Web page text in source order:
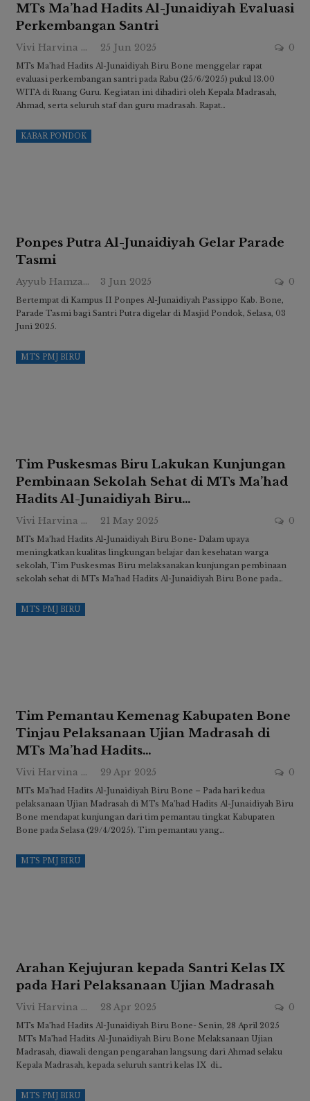
MTs Ma’had Hadits Al-Junaidiyah Evaluasi
Perkembangan Santri
Vivi Harvina Ridwan 25 Jun 2025 0
MTs Ma’had Hadits Al-Junaidiyah Biru Bone menggelar rapat
evaluasi perkembangan santri pada Rabu (25/6/2025) pukul 13.00
WITA di Ruang Guru. Kegiatan ini dihadiri oleh Kepala Madrasah,
Ahmad, serta seluruh staf dan guru madrasah. Rapat…
KABAR PONDOK
Ponpes Putra Al-Junaidiyah Gelar Parade
Tasmi
Ayyub Hamzah 3 Jun 2025 0
Bertempat di Kampus II Ponpes Al-Junaidiyah Passippo Kab. Bone,
Parade Tasmi bagi Santri Putra digelar di Masjid Pondok, Selasa, 03
Juni 2025.
MTS PMJ BIRU
Tim Puskesmas Biru Lakukan Kunjungan
Pembinaan Sekolah Sehat di MTs Ma’had
Hadits Al-Junaidiyah Biru…
Vivi Harvina Ridwan 21 May 2025 0
MTs Ma’had Hadits Al-Junaidiyah Biru Bone- Dalam upaya
meningkatkan kualitas lingkungan belajar dan kesehatan warga
sekolah, Tim Puskesmas Biru melaksanakan kunjungan pembinaan
sekolah sehat di MTs Ma’had Hadits Al-Junaidiyah Biru Bone pada…
MTS PMJ BIRU
Tim Pemantau Kemenag Kabupaten Bone
Tinjau Pelaksanaan Ujian Madrasah di
MTs Ma’had Hadits…
Vivi Harvina Ridwan 29 Apr 2025 0
MTs Ma’had Hadits Al-Junaidiyah Biru Bone – Pada hari kedua
pelaksanaan Ujian Madrasah di MTs Ma’had Hadits Al-Junaidiyah Biru
Bone mendapat kunjungan dari tim pemantau tingkat Kabupaten
Bone pada Selasa (29/4/2025). Tim pemantau yang…
MTS PMJ BIRU
Arahan Kejujuran kepada Santri Kelas IX
pada Hari Pelaksanaan Ujian Madrasah
Vivi Harvina Ridwan 28 Apr 2025 0
MTs Ma’had Hadits Al-Junaidiyah Biru Bone- Senin, 28 April 2025
MTs Ma’had Hadits Al-Junaidiyah Biru Bone Melaksanaan Ujian
Madrasah, diawali dengan pengarahan langsung dari Ahmad selaku
Kepala Madrasah, kepada seluruh santri kelas IX di…
MTS PMJ BIRU